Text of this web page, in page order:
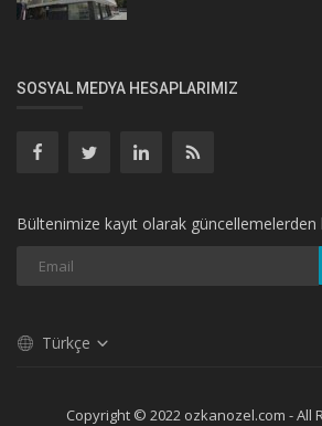
SOSYAL MEDYA HESAPLARIMIZ
Bültenimize kayıt olarak
Türkçe
Copyright © 2022 ozkanozel.com - All